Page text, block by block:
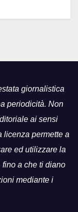
giornalistica
periodicità. Non
ai sensi
licenza permette a
ed utilizzare la
a che ti diano
mediante i